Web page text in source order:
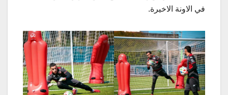
في الاونة الاخيرة.